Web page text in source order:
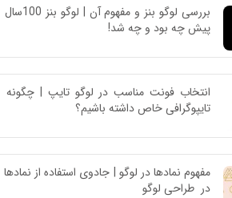
بررسی لوگو بنز و مفهوم آن | لوگو بنز 100سال
پیش چه بود و چه شد!
انتخاب فونت مناسب در لوگو تایپ | چگونه
تایپوگرافی خاص داشته باشیم؟
مفهوم نمادها در لوگو | جادوی استفاده از نمادها
در  طراحی لوگو